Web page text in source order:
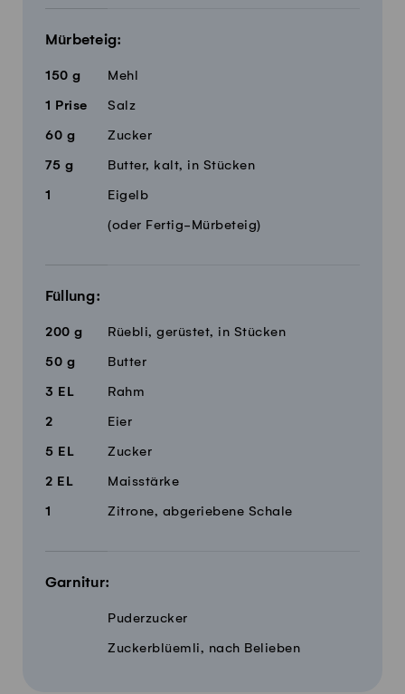
Mürbeteig:
150 g Mehl
1 Prise Salz
60 g Zucker
75 g Butter, kalt, in Stücken
1 Eigelb
(oder Fertig-Mürbeteig)
Füllung:
200 g Rüebli, gerüstet, in Stücken
50 g Butter
3 EL Rahm
2 Eier
5 EL Zucker
2 EL Maisstärke
1 Zitrone, abgeriebene Schale
Garnitur:
Puderzucker
Zuckerblüemli, nach Belieben